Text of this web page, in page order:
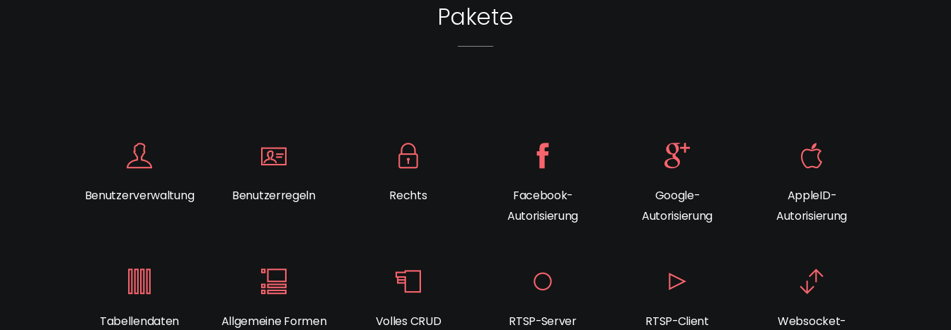
Pakete
Benutzerverwaltung Benutzerregeln Rechts
Facebook-
Autorisierung
Google-
Autorisierung
AppleID-
Autorisierung
Tabellendaten Allgemeine Formen Volles CRUD RTSP-Server RTSP-Client
Websocket-